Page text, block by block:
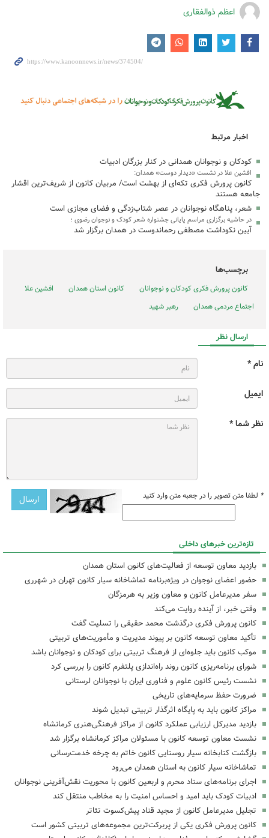
اعظم ذوالفقاری
اخبار مرتبط
کودکان و نوجوانان همدانی در کنار بزرگان ادبیات
افشین علا در نشست «دیدار دوست» همدان:
کانون پرورش فکری تکه‌ای از بهشت است/ مربیان کانون از شریف‌ترین اقشار
جامعه هستند
شعر، پناهگاه نوجوانان در عصر شتاب‌زدگی و فضای مجازی است
در حاشیه برگزاری مراسم پایانی جشنواره شعر کودک و نوجوان رضوی ؛‌
آیین نکوداشت مصطفی رحماندوست در همدان برگزار شد
برچسب‌ها
کانون پرورش فکری کودکان و نوجوانان کانون استان همدان
افشین علا
اجتماع مردمی همدان
رهبر شهید
ارسال نظر
نام *
ایمیل
نظر شما *
* لطفا متن تصویر را در جعبه متن وارد کنید
تازه‌ترین خبرهای داخلی
بازدید معاون توسعه از فعالیت‌های کانون استان همدان
حضور اعضای نوجوان در ویژه‌برنامه تماشاخانه سیار کانون تهران در شهرری
سفر مدیرعامل کانون و معاون وزیر به هرمزگان
وقتی خبر، از آینده روایت می‌کند
کانون پرورش فکری درگذشت محمد حقیقی را تسلیت گفت
تأکید معاون توسعه کانون بر پیوند مدیریت و مأموریت‌های تربیتی
موکب کانون باید جلوه‌ای از فرهنگ تربیتی برای کودکان و نوجوانان باشد
شورای برنامه‌ریزی کانون روند راه‌اندازی پلتفرم کانون را بررسی کرد
نشست رئیس کانون علوم و فناوری ایران با نوجوانان لرستانی
ضرورت حفظ سرمایه‌های تاریخی
مراکز کانون باید به پایگاه اثرگذار تربیتی تبدیل شوند
بازدید مدیرکل ارزیابی عملکرد کانون از مراکز فرهنگی‌هنری کرمانشاه
نشست معاون توسعه کانون با مسئولان مراکز کرمانشاه برگزار شد
بازگشت کتابخانه سیار روستایی کانون خاتم به چرخه خدمت‌رسانی
تماشاخانه سیار کانون به استان همدان می‌رود
اجرای برنامه‌های ستاد محرم و اربعین کانون با محوریت نقش‌آفرینی نوجوانان
ادبیات کودک باید امید و احساس امنیت را به مخاطب منتقل کند
تجلیل مدیرعامل کانون از مجید قناد پیش‌کسوت تئاتر
کانون پرورش فکری یکی از پربرکت‌ترین مجموعه‌های تربیتی کشور است